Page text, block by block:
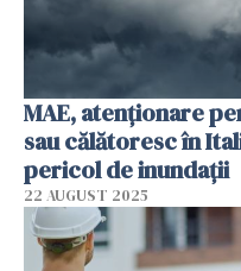
MAE, atenționare
sau călătoresc în
pericol de inundații
22 AUGUST 2025